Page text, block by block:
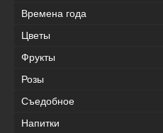
Времена года
Цветы
Фрукты
Розы
Съедобное
Напитки